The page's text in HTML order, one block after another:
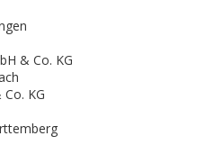
& Co. KG
KG